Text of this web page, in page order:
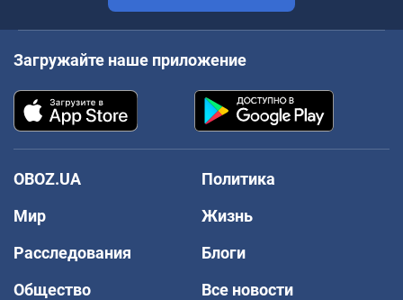
Загружайте наше приложение
OBOZ.UA
Политика
Мир
Жизнь
Расследования
Блоги
Общество
Все новости